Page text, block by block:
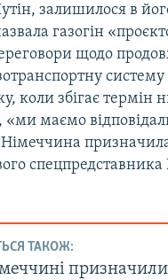
залишилося в
газогін
щодо
коли збігає термін
маємо
спецпредставника
ТАКОЖ: